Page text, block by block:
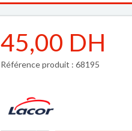
45,00 DH
Référence produit : 68195